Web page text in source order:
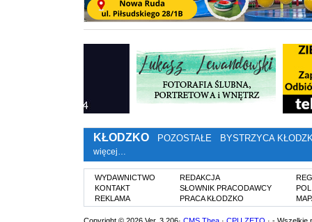
KŁODZKO POZOSTAŁE BYSTRZYCA
więcej…
WYDAWNICTWO
KONTAKT
REKLAMA
REDAKCJA
SŁOWNIK PRACODAWCY
PRACA KŁODZKO